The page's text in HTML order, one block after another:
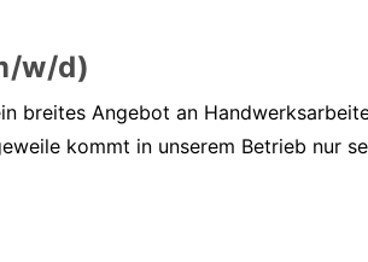
w/d)
breites Angebot an
kommt in unserem Betrieb nur